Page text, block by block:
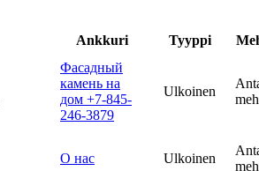
Ankkuri Tyyppi
Фасадный
камень на
дом +7-845-
246-3879
Ulkoinen
О нас Ulkoinen